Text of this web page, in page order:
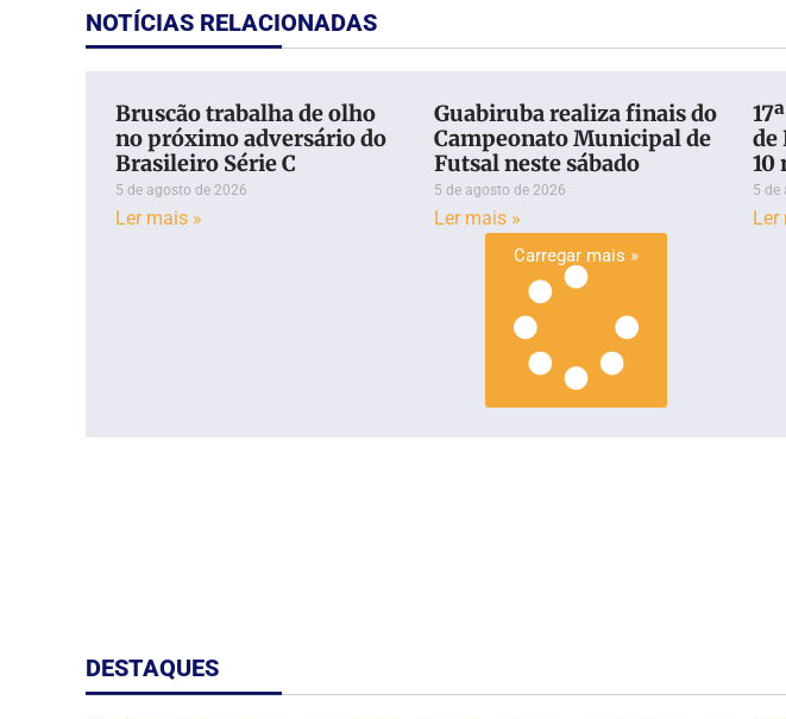
NOTÍCIAS RELACIONADAS
Bruscão trabalha de olho
no próximo adversário do
Brasileiro Série C
5 de agosto de 2026
Ler mais »
Guabiruba realiza finais do
Campeonato Municipal de
Futsal neste sábado
5 de agosto de 2026
Ler mais »
de
10
5 de
Ler
Carregar mais »
DESTAQUES